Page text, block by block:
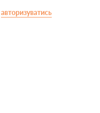
авторизуватись